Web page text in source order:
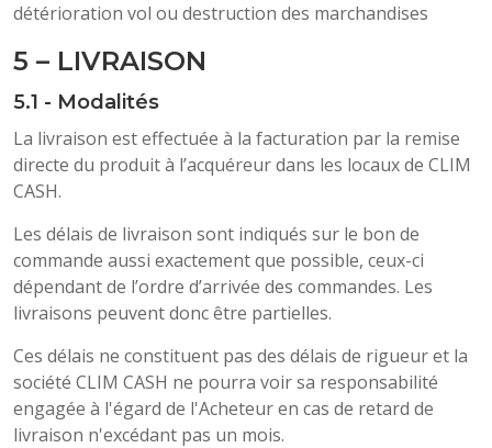
détérioration vol ou destruction des marchandises
5 – LIVRAISON
5.1 - Modalités
La livraison est effectuée à la facturation par la remise
directe du produit à l’acquéreur dans les locaux de CLIM
CASH.
Les délais de livraison sont indiqués sur le bon de
commande aussi exactement que possible, ceux-ci
dépendant de l’ordre d’arrivée des commandes. Les
livraisons peuvent donc être partielles.
Ces délais ne constituent pas des délais de rigueur et la
société CLIM CASH ne pourra voir sa responsabilité
engagée à l'égard de l'Acheteur en cas de retard de
livraison n'excédant pas un mois.